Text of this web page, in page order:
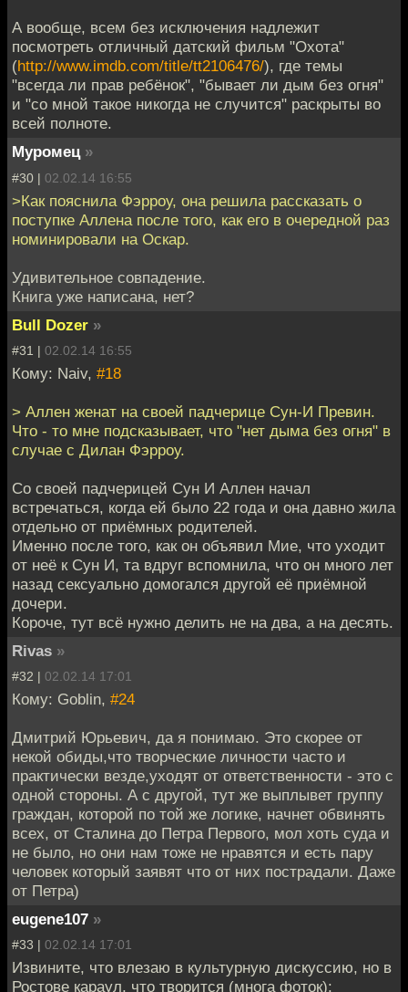
А вообще, всем без исключения надлежит
посмотреть отличный датский фильм "Охота"
(http://www.imdb.com/title/tt2106476/), где темы
"всегда ли прав ребёнок", "бывает ли дым без огня"
и "со мной такое никогда не случится" раскрыты во
всей полноте.
Муромец »
#30 | 02.02.14 16:55
>Как пояснила Фэрроу, она решила рассказать о
поступке Аллена после того, как его в очередной раз
номинировали на Оскар.
Удивительное совпадение.
Книга уже написана, нет?
Bull Dozer »
#31 | 02.02.14 16:55
Кому: Naiv, #18
> Аллен женат на своей падчерице Сун-И Превин.
Что - то мне подсказывает, что "нет дыма без огня" в
случае с Дилан Фэрроу.
Со своей падчерицей Сун И Аллен начал
встречаться, когда ей было 22 года и она давно жила
отдельно от приёмных родителей.
Именно после того, как он объявил Мие, что уходит
от неё к Сун И, та вдруг вспомнила, что он много лет
назад сексуально домогался другой её приёмной
дочери.
Короче, тут всё нужно делить не на два, а на десять.
Rivas »
#32 | 02.02.14 17:01
Кому: Goblin, #24
Дмитрий Юрьевич, да я понимаю. Это скорее от
некой обиды,что творческие личности часто и
практически везде,уходят от ответственности - это с
одной стороны. А с другой, тут же выплывет группу
граждан, которой по той же логике, начнет обвинять
всех, от Сталина до Петра Первого, мол хоть суда и
не было, но они нам тоже не нравятся и есть пару
человек который заявят что от них пострадали. Даже
от Петра)
eugene107 »
#33 | 02.02.14 17:01
Извините, что влезаю в культурную дискуссию, но в
Ростове караул, что творится (многа фоток):